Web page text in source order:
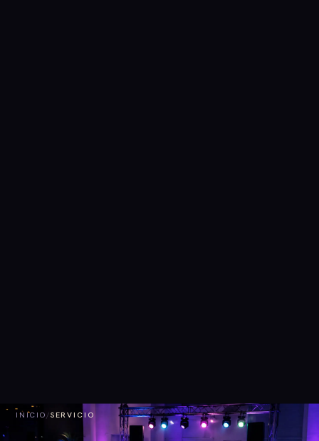
INICIO/SERVICIO